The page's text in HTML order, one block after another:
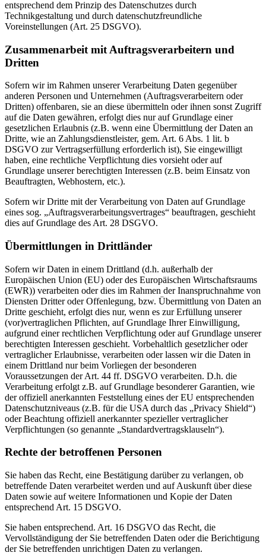
entsprechend dem Prinzip des Datenschutzes durch
Technikgestaltung und durch datenschutzfreundliche
Voreinstellungen (Art. 25 DSGVO).
Zusammenarbeit mit Auftragsverarbeitern und
Dritten
Sofern wir im Rahmen unserer Verarbeitung Daten gegenüber
anderen Personen und Unternehmen (Auftragsverarbeitern oder
Dritten) offenbaren, sie an diese übermitteln oder ihnen sonst Zugriff
auf die Daten gewähren, erfolgt dies nur auf Grundlage einer
gesetzlichen Erlaubnis (z.B. wenn eine Übermittlung der Daten an
Dritte, wie an Zahlungsdienstleister, gem. Art. 6 Abs. 1 lit. b
DSGVO zur Vertragserfüllung erforderlich ist), Sie eingewilligt
haben, eine rechtliche Verpflichtung dies vorsieht oder auf
Grundlage unserer berechtigten Interessen (z.B. beim Einsatz von
Beauftragten, Webhostern, etc.).
Sofern wir Dritte mit der Verarbeitung von Daten auf Grundlage
eines sog. „Auftragsverarbeitungsvertrages“ beauftragen, geschieht
dies auf Grundlage des Art. 28 DSGVO.
Übermittlungen in Drittländer
Sofern wir Daten in einem Drittland (d.h. außerhalb der
Europäischen Union (EU) oder des Europäischen Wirtschaftsraums
(EWR)) verarbeiten oder dies im Rahmen der Inanspruchnahme von
Diensten Dritter oder Offenlegung, bzw. Übermittlung von Daten an
Dritte geschieht, erfolgt dies nur, wenn es zur Erfüllung unserer
(vor)vertraglichen Pflichten, auf Grundlage Ihrer Einwilligung,
aufgrund einer rechtlichen Verpflichtung oder auf Grundlage unserer
berechtigten Interessen geschieht. Vorbehaltlich gesetzlicher oder
vertraglicher Erlaubnisse, verarbeiten oder lassen wir die Daten in
einem Drittland nur beim Vorliegen der besonderen
Voraussetzungen der Art. 44 ff. DSGVO verarbeiten. D.h. die
Verarbeitung erfolgt z.B. auf Grundlage besonderer Garantien, wie
der offiziell anerkannten Feststellung eines der EU entsprechenden
Datenschutzniveaus (z.B. für die USA durch das „Privacy Shield“)
oder Beachtung offiziell anerkannter spezieller vertraglicher
Verpflichtungen (so genannte „Standardvertragsklauseln“).
Rechte der betroffenen Personen
Sie haben das Recht, eine Bestätigung darüber zu verlangen, ob
betreffende Daten verarbeitet werden und auf Auskunft über diese
Daten sowie auf weitere Informationen und Kopie der Daten
entsprechend Art. 15 DSGVO.
Sie haben entsprechend. Art. 16 DSGVO das Recht, die
Vervollständigung der Sie betreffenden Daten oder die Berichtigung
der Sie betreffenden unrichtigen Daten zu verlangen.